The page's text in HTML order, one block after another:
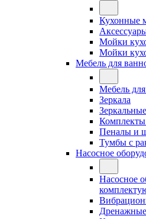
Кухонные
Мойки
Мойки
Мебель для
Мебель
Зеркала
Пеналы и
Тумбы с
Насосное
Насосное